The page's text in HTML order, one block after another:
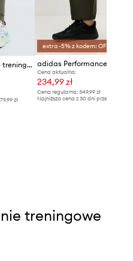
adidas Performance spodnie treningowe Train Essentials Seasonal
zł
extra -5% z kodem: OFF*
Cena aktualna:
234,99 zł
Cena regularna: 349,99 zł
Najniższa cena z 30 dni przed obniżką:
treningowe